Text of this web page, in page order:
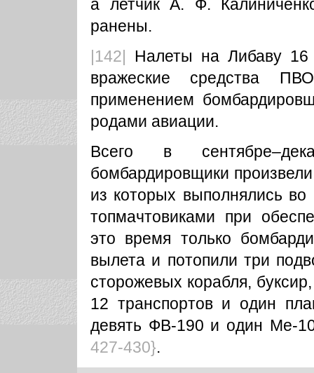
а летчик А. Ф.
ранены.
|142|
Налеты на Либаву 16
вражеские средства
применением
родами авиации.
Всего в
бомбардировщики
из которых выполнялись
топмачтовиками при
это время только
вылета и потопили три
сторожевых корабля,
12 транспортов и один
девять ФВ-190 и один Me-
427-430}.